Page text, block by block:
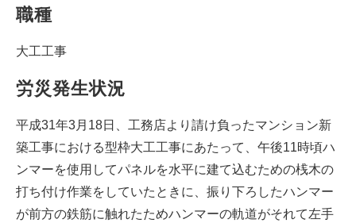
職種
大工工事
労災発生状況
平成31年3月18日、工務店より請け負ったマンション新
築工事における型枠大工工事にあたって、午後11時頃ハ
ンマーを使用してパネルを水平に建て込むための桟木の
打ち付け作業をしていたときに、振り下ろしたハンマー
が前方の鉄筋に触れたためハンマーの軌道がそれて左手